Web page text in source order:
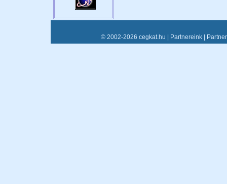
© 2002-2026 cegkat.hu | Partnereink